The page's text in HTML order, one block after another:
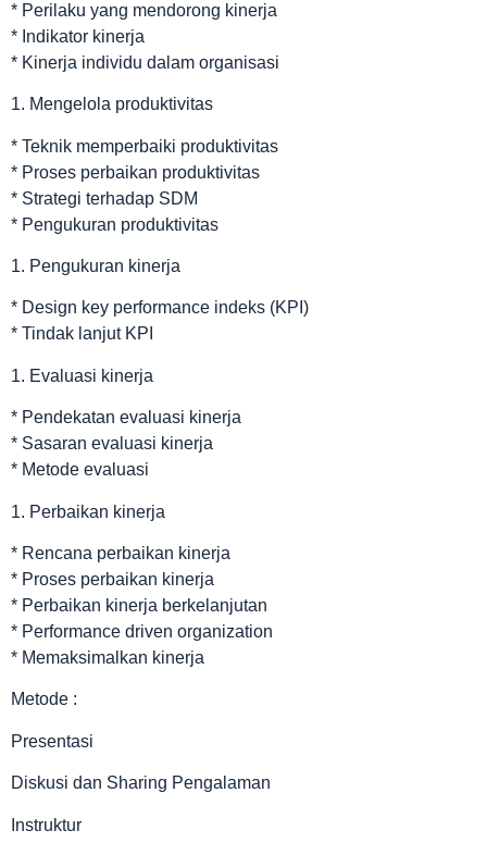
* Perilaku yang mendorong kinerja
* Indikator kinerja
* Kinerja individu dalam organisasi
1. Mengelola produktivitas
* Teknik memperbaiki produktivitas
* Proses perbaikan produktivitas
* Strategi terhadap SDM
* Pengukuran produktivitas
1. Pengukuran kinerja
* Design key performance indeks (KPI)
* Tindak lanjut KPI
1. Evaluasi kinerja
* Pendekatan evaluasi kinerja
* Sasaran evaluasi kinerja
* Metode evaluasi
1. Perbaikan kinerja
* Rencana perbaikan kinerja
* Proses perbaikan kinerja
* Perbaikan kinerja berkelanjutan
* Performance driven organization
* Memaksimalkan kinerja
Metode :
Presentasi
Diskusi dan Sharing Pengalaman
Instruktur